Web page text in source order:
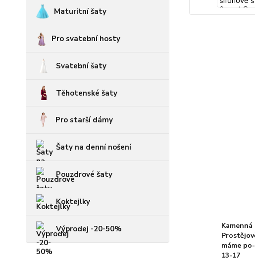
Maturitní šaty
Pro svatební hosty
Svatební šaty
Těhotenské šaty
Pro starší dámy
Šaty na denní nošení
Pouzdrové šaty
Koktejlky
Výprodej -20-50%
máme
13-17